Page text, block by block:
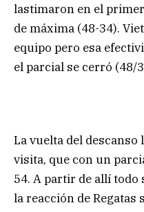
lastimaron en el
de máxima (48-34).
equipo pero esa
el parcial se cerró (48/
La vuelta del
visita, que con un
54. A partir de allí todo
la reacción de Regatas